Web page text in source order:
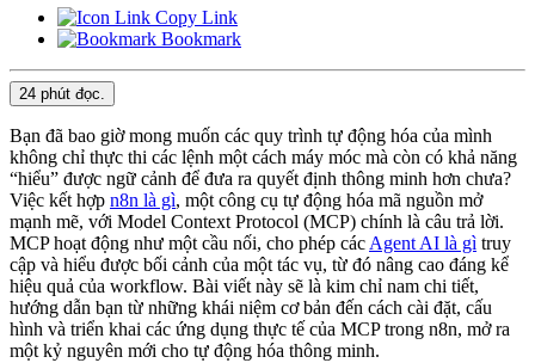
Copy Link
Bookmark
24 phút đọc.
Bạn đã bao giờ mong muốn các quy trình tự động hóa của mình
không chỉ thực thi các lệnh một cách máy móc mà còn có khả năng
“hiểu” được ngữ cảnh để đưa ra quyết định thông minh hơn chưa?
Việc kết hợp n8n là gì, một công cụ tự động hóa mã nguồn mở
mạnh mẽ, với Model Context Protocol (MCP) chính là câu trả lời.
MCP hoạt động như một cầu nối, cho phép các Agent AI là gì truy
cập và hiểu được bối cảnh của một tác vụ, từ đó nâng cao đáng kể
hiệu quả của workflow. Bài viết này sẽ là kim chỉ nam chi tiết,
hướng dẫn bạn từ những khái niệm cơ bản đến cách cài đặt, cấu
hình và triển khai các ứng dụng thực tế của MCP trong n8n, mở ra
một kỷ nguyên mới cho tự động hóa thông minh.